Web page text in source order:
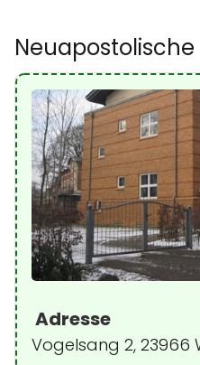
Adresse
Vogelsang 2, 23966